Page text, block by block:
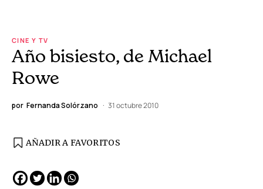
CINE Y TV
Año bisiesto, de Michael
Rowe
por Fernanda Solórzano 31 octubre 2010
AÑADIR A FAVORITOS